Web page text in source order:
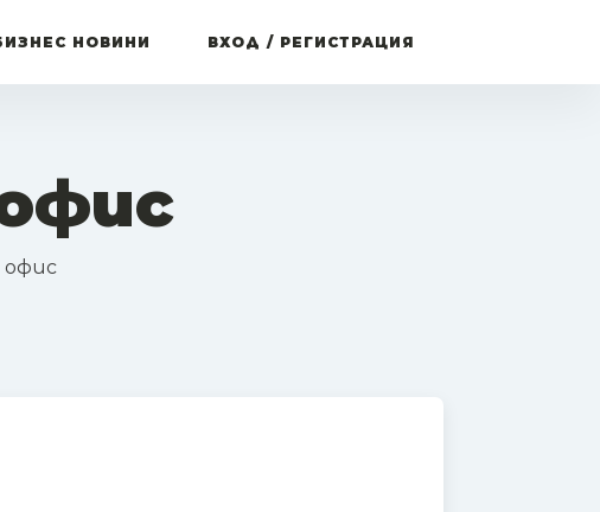
НОВИНИ ВХОД / РЕГИСТРАЦИЯ
офис